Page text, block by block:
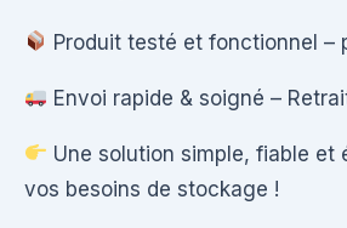
Produit testé et fonctionnel –
Envoi rapide & soigné –
Une solution simple, fiable et
vos besoins de stockage !